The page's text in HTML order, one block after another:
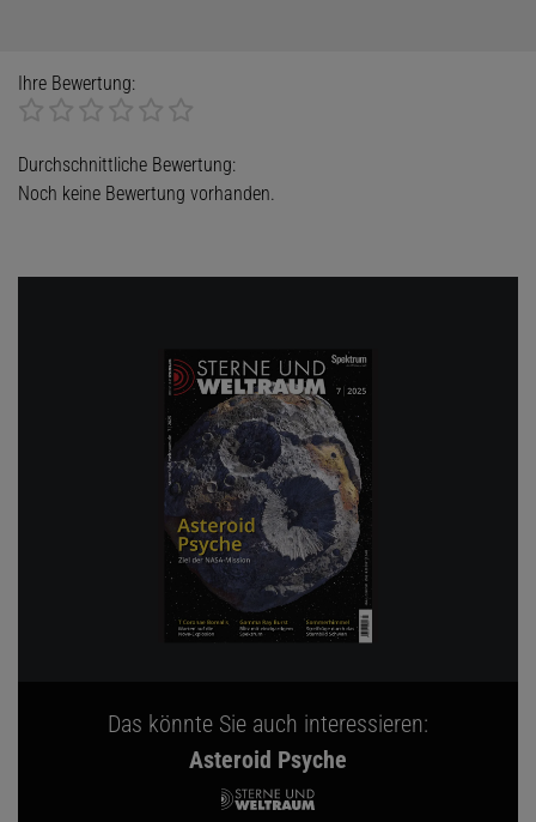
Ihre Bewertung:
Durchschnittliche Bewertung:
Noch keine Bewertung vorhanden.
Das könnte Sie auch interessieren:
Asteroid Psyche